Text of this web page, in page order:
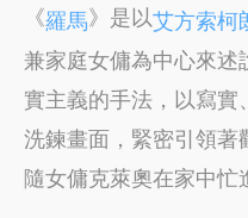
《羅馬》是以艾方索柯
兼家庭女傭為中心來
實主義的手法，以寫
洗鍊畫面，緊密引領著
隨女傭克萊奧在家中忙